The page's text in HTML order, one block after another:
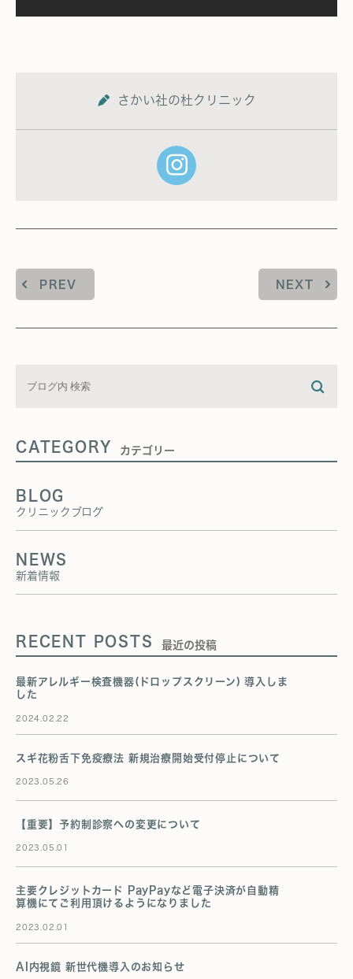
さかい社の杜クリニック
PREV NEXT
CATEGORY カテゴリー
BLOG
クリニックブログ
NEWS
新着情報
RECENT POSTS 最近の投稿
最新アレルギー検査機器(ドロップスクリーン) 導入しま
した
2024.02.22
スギ花粉舌下免疫療法 新規治療開始受付停止について
2023.05.26
【重要】予約制診察への変更について
2023.05.01
主要クレジットカード PayPayなど電子決済が自動精
算機にてご利用頂けるようになりました
2023.02.01
AI内視鏡 新世代機導入のお知らせ